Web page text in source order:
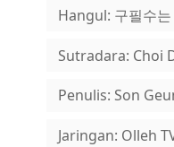
Hangul: 구필수
Sutradara: Choi
Penulis: Son
Jaringan: Olleh